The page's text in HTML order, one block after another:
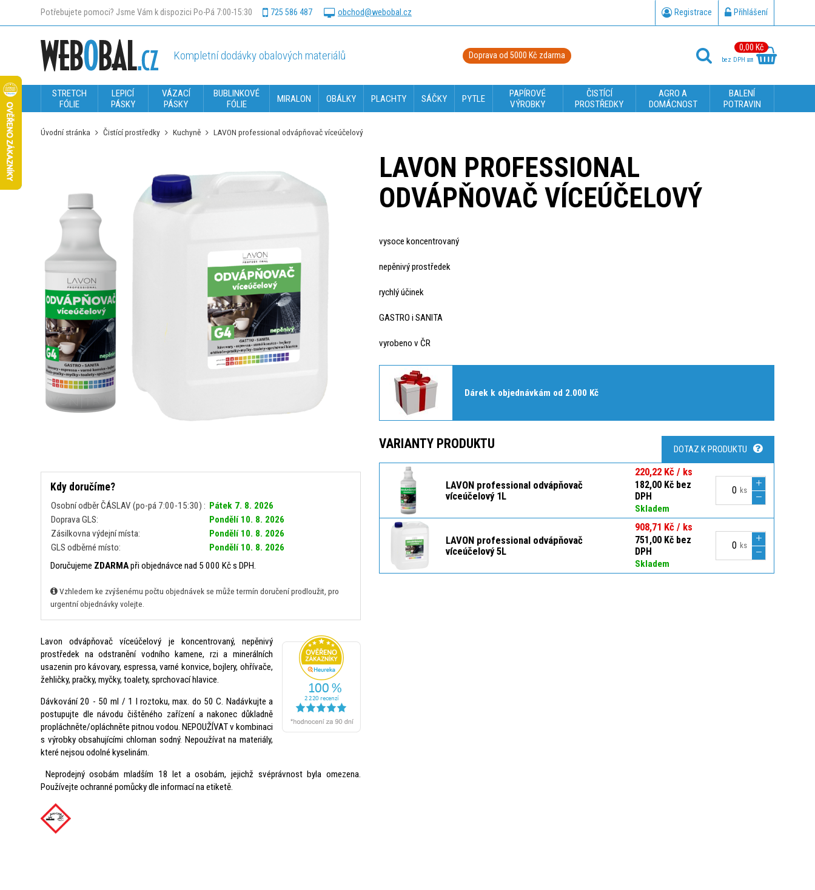
Potřebujete pomoci? Jsme Vám k dispozici Po-Pá 7:00-15:30 725 586 487 obchod@webobal.cz Registrace Přihlášení
Kompletní dodávky obalových materiálů Doprava od 5000 Kč zdarma
0,00 Kč
bez DPH
STRETCH
FÓLIE
LEPICÍ
PÁSKY
VÁZACÍ
PÁSKY
BUBLINKOVÉ
FÓLIE
MIRALON OBÁLKY PLACHTY SÁČKY PYTLE
PAPÍROVÉ
VÝROBKY
ČISTÍCÍ
PROSTŘEDKY
AGRO A
DOMÁCNOST
BALENÍ
POTRAVIN
Úvodní stránka Čistící prostředky Kuchyně LAVON professional odvápňovač víceúčelový
Kdy doručíme?
Osobní odběr ČÁSLAV (po-pá 7:00-15:30) : Pátek 7. 8. 2026
Doprava GLS:
Pondělí 10. 8. 2026
Zásilkovna výdejní místa:
Pondělí 10. 8. 2026
GLS odběrné místo:
Pondělí 10. 8. 2026
Doručujeme ZDARMApři objednávce nad 5 000 Kč s DPH.
Vzhledem ke zvýšenému počtu objednávek se může termín doručení prodloužit, pro
urgentní objednávky volejte.
Lavon odvápňovač víceúčelový je koncentrovaný, nepěnivý
prostředek na odstranění vodního kamene, rzi a minerálních
usazenin pro kávovary, espressa, varné konvice, bojlery, ohřívače,
žehličky, pračky, myčky, toalety, sprchovací hlavice.
Dávkování 20 - 50 ml / 1 l roztoku, max. do 50 C. Nadávkujte a
postupujte dle návodu čištěného zařízení a nakonec důkladně
propláchněte/opláchněte pitnou vodou. NEPOUŽÍVAT v kombinaci
s výrobky obsahujícími chlornan sodný. Nepoužívat na materiály,
které nejsou odolné kyselinám.
Neprodejný osobám mladším 18 let a osobám, jejichž svéprávnost byla omezena.
Používejte ochranné pomůcky dle informací na etiketě.
LAVON PROFESSIONAL
ODVÁPŇOVAČ VÍCEÚČELOVÝ
vysoce koncentrovaný
nepěnivý prostředek
rychlý účinek
GASTRO i SANITA
vyrobeno v ČR
Dárek k objednávkám od 2.000 Kč
VARIANTY PRODUKTU DOTAZ K PRODUKTU
LAVON professional odvápňovač
víceúčelový 1L
220,22 Kč / ks
182,00 Kč bez
DPH
Skladem
ks
LAVON professional odvápňovač
víceúčelový 5L
908,71 Kč / ks
751,00 Kč bez
DPH
Skladem
ks